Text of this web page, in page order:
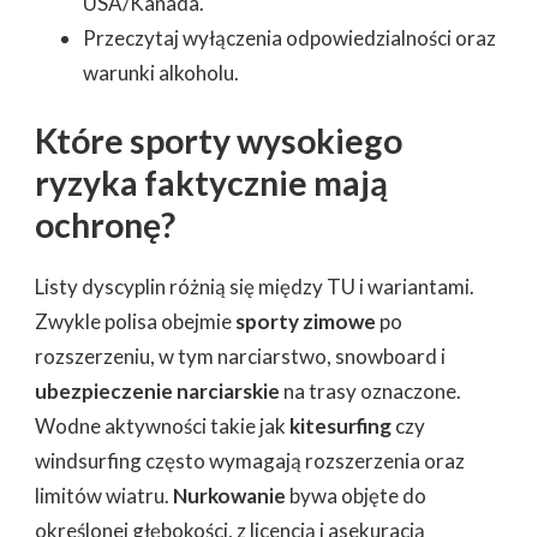
Przeczytaj wyłączenia odpowiedzialności oraz
warunki alkoholu.
Które sporty wysokiego
ryzyka faktycznie mają
ochronę?
Listy dyscyplin różnią się między TU i wariantami.
Zwykle polisa obejmiesporty zimowe po
rozszerzeniu, w tym narciarstwo, snowboard i
ubezpieczenie narciarskie na trasy oznaczone.
Wodne aktywności takie jak kitesurfingczy
windsurfing często wymagają rozszerzenia oraz
limitów wiatru. Nurkowanie bywa objęte do
określonej głębokości, z licencją i asekuracją